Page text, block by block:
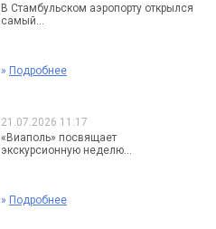
В Стамбульском аэропорту открылся
самый...
» Подробнее
21.07.2026 11:17
«Виаполь» посвящает
экскурсионную неделю...
» Подробнее